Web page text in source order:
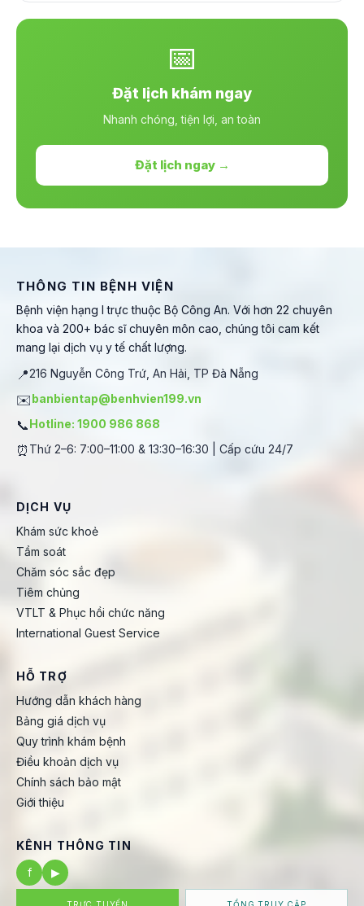
📅
Đặt lịch khám ngay
Nhanh chóng, tiện lợi, an toàn
Đặt lịch ngay →
THÔNG TIN BỆNH VIỆN
Bệnh viện hạng I trực thuộc Bộ Công An. Với hơn 22 chuyên
khoa và 200+ bác sĩ chuyên môn cao, chúng tôi cam kết
mang lại dịch vụ y tế chất lượng.
📍216 Nguyễn Công Trứ, An Hải, TP Đà Nẵng
✉️banbientap@benhvien199.vn
📞Hotline: 1900 986 868
⏰ Thứ 2–6: 7:00–11:00 & 13:30–16:30 | Cấp cứu 24/7
DỊCH VỤ
Khám sức khoẻ
Tầm soát
Chăm sóc sắc đẹp
Tiêm chủng
VTLT & Phục hồi chức năng
International Guest Service
HỖ TRỢ
Hướng dẫn khách hàng
Bảng giá dịch vụ
Quy trình khám bệnh
Điều khoản dịch vụ
Chính sách bảo mật
Giới thiệu
KÊNH THÔNG TIN
f
▶